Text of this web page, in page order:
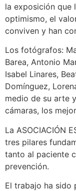
la exposición que
optimismo, el
conviven y han
Los fotógrafos:
Barea, Antonio
Isabel Linares,
Domínguez,
medio de su arte
cámaras, los
La ASOCIACIÓN
tres pilares
tanto al paciente
prevención.
El trabajo ha sido